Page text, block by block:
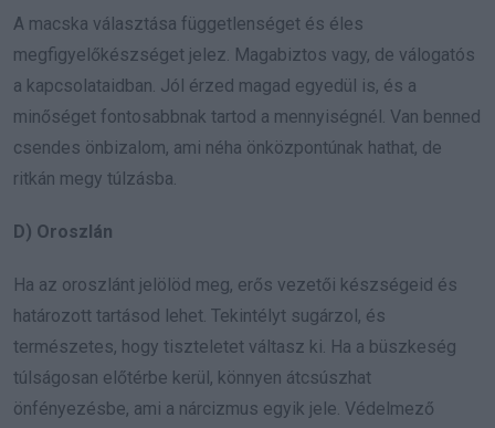
A macska választása függetlenséget és éles
megfigyelőkészséget jelez. Magabiztos vagy, de válogatós
a kapcsolataidban. Jól érzed magad egyedül is, és a
minőséget fontosabbnak tartod a mennyiségnél. Van benned
csendes önbizalom, ami néha önközpontúnak hathat, de
ritkán megy túlzásba.
D) Oroszlán
Ha az oroszlánt jelölöd meg, erős vezetői készségeid és
határozott tartásod lehet. Tekintélyt sugárzol, és
természetes, hogy tiszteletet váltasz ki. Ha a büszkeség
túlságosan előtérbe kerül, könnyen átcsúszhat
önfényezésbe, ami a nárcizmus egyik jele. Védelmező